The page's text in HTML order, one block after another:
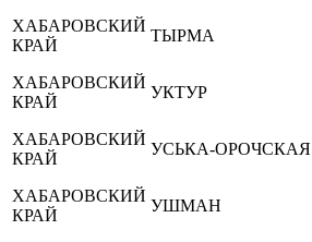
ХАБАРОВСКИЙ
КРАЙ
ТЫРМА
ХАБАРОВСКИЙ
КРАЙ
УКТУР
ХАБАРОВСКИЙ
КРАЙ
УСЬКА-ОРОЧСКАЯ
ХАБАРОВСКИЙ
КРАЙ
УШМАН